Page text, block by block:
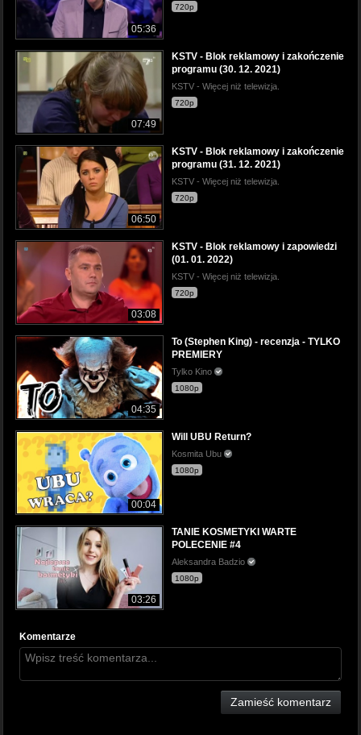
05:36
720p
07:49
KSTV - Blok reklamowy i zakończenie
programu (30. 12. 2021)
KSTV - Więcej niż telewizja.
720p
06:50
KSTV - Blok reklamowy i zakończenie
programu (31. 12. 2021)
KSTV - Więcej niż telewizja.
720p
03:08
KSTV - Blok reklamowy i zapowiedzi
(01. 01. 2022)
KSTV - Więcej niż telewizja.
720p
04:35
To (Stephen King) - recenzja - TYLKO
PREMIERY
Tylko Kino
1080p
00:04
Will UBU Return?
Kosmita Ubu
1080p
03:26
TANIE KOSMETYKI WARTE
POLECENIE #4
Aleksandra Badzio
1080p
Komentarze
Zamieść komentarz